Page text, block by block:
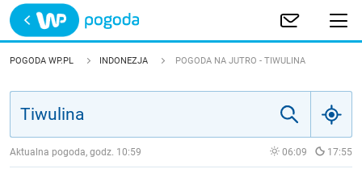
Trwa ładowanie
POLSKA
POGODA WP.PL INDONEZJA POGODA NA JUTRO - TIWULINA
Aktualna pogoda, godz. 10:59 06:09 17:55